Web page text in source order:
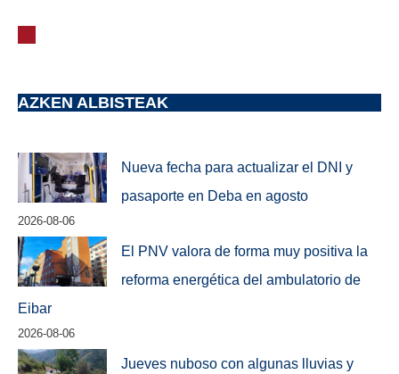
AZKEN ALBISTEAK
Nueva fecha para actualizar el DNI y
pasaporte en Deba en agosto
2026-08-06
El PNV valora de forma muy positiva la
reforma energética del ambulatorio de
Eibar
2026-08-06
Jueves nuboso con algunas lluvias y